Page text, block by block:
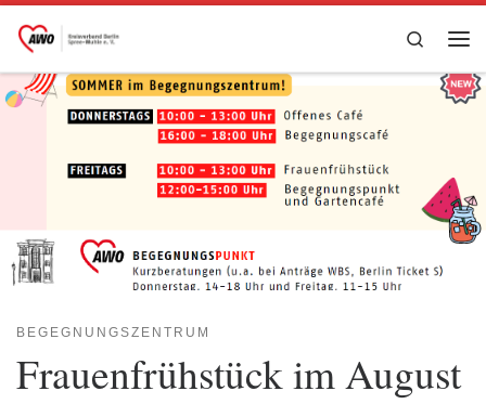
Zum Inhalt springen
Search
BEGEGNUNGSZENTRUM
Frauenfrühstück im August